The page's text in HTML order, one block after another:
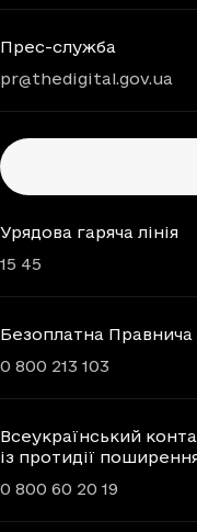
Прес-служба
pr@thedigital.gov.ua
Chatbots
Урядова гаряча лінія
15 45
Безоплатна
0 800 213 103
Всеукраїнський
із протидії
0 800 60 20 19